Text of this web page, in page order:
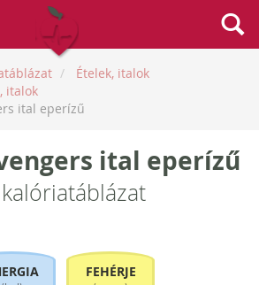
Ételek, italok
italok
ital eperízű
ital eperízű
FEHÉRJE